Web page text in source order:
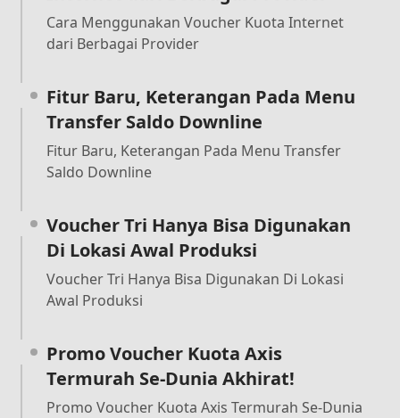
Cara Menggunakan Voucher Kuota Internet
dari Berbagai Provider
Fitur Baru, Keterangan Pada Menu
Transfer Saldo Downline
Fitur Baru, Keterangan Pada Menu Transfer
Saldo Downline
Voucher Tri Hanya Bisa Digunakan
Di Lokasi Awal Produksi
Voucher Tri Hanya Bisa Digunakan Di Lokasi
Awal Produksi
Promo Voucher Kuota Axis
Termurah Se-Dunia Akhirat!
Promo Voucher Kuota Axis Termurah Se-Dunia